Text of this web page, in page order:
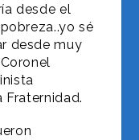
desde el
sé
desde muy